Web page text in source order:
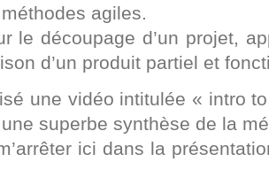
agiles.
le découpage d’un projet,
d’un produit partiel et
une vidéo intitulée « intro
superbe synthèse de la
ici dans la